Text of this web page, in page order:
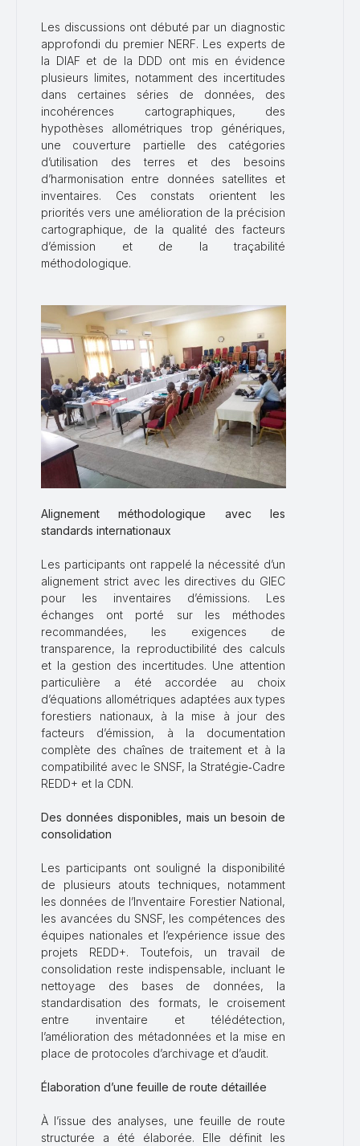
Les discussions ont débuté par un diagnostic
approfondi du premier NERF. Les experts de
la DIAF et de la DDD ont mis en évidence
plusieurs limites, notamment des incertitudes
dans certaines séries de données, des
incohérences cartographiques, des
hypothèses allométriques trop génériques,
une couverture partielle des catégories
d’utilisation des terres et des besoins
d’harmonisation entre données satellites et
inventaires. Ces constats orientent les
priorités vers une amélioration de la précision
cartographique, de la qualité des facteurs
d’émission et de la traçabilité
méthodologique.
Alignement méthodologique avec les
standards internationaux
Les participants ont rappelé la nécessité d’un
alignement strict avec les directives du GIEC
pour les inventaires d’émissions. Les
échanges ont porté sur les méthodes
recommandées, les exigences de
transparence, la reproductibilité des calculs
et la gestion des incertitudes. Une attention
particulière a été accordée au choix
d’équations allométriques adaptées aux types
forestiers nationaux, à la mise à jour des
facteurs d’émission, à la documentation
complète des chaînes de traitement et à la
compatibilité avec le SNSF, la Stratégie‑Cadre
REDD+ et la CDN.
Des données disponibles, mais un besoin de
consolidation
Les participants ont souligné la disponibilité
de plusieurs atouts techniques, notamment
les données de l’Inventaire Forestier National,
les avancées du SNSF, les compétences des
équipes nationales et l’expérience issue des
projets REDD+. Toutefois, un travail de
consolidation reste indispensable, incluant le
nettoyage des bases de données, la
standardisation des formats, le croisement
entre inventaire et télédétection,
l’amélioration des métadonnées et la mise en
place de protocoles d’archivage et d’audit.
Élaboration d’une feuille de route détaillée
À l’issue des analyses, une feuille de route
structurée a été élaborée. Elle définit les